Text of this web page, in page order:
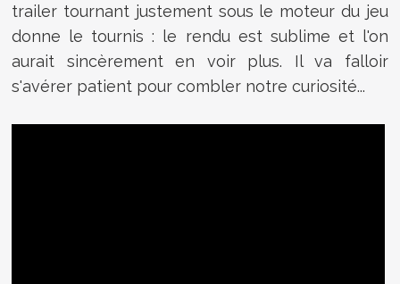
trailer tournant justement sous le moteur du jeu
donne le tournis : le rendu est sublime et l'on
aurait sincèrement en voir plus. Il va falloir
s'avérer patient pour combler notre curiosité...